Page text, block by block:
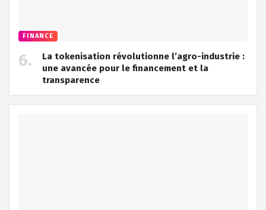
FINANCE
La tokenisation révolutionne l’agro-industrie :
une avancée pour le financement et la
transparence